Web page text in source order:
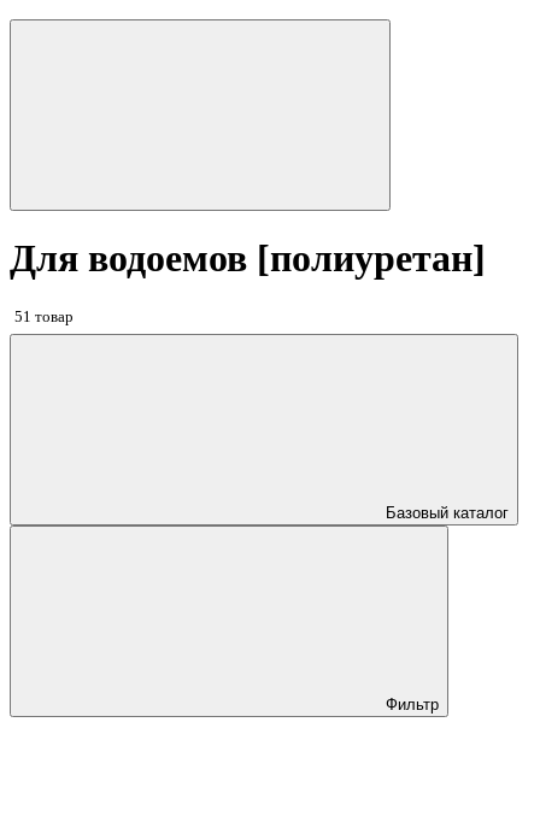
Для водоемов [полиуретан]
51 товар
Базовый каталог
Фильтр